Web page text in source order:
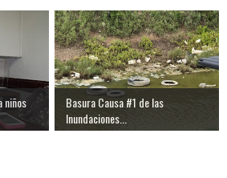
niños
Basura Causa #1 de las
Inundaciones...